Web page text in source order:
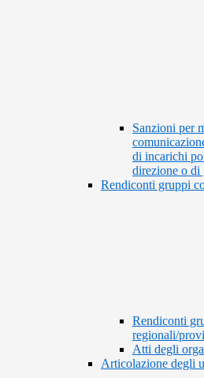
Sanzioni per
di incarichi
direzione o di
Rendiconti gruppi
Rendiconti
regionali/
Atti degli
Articolazione degli